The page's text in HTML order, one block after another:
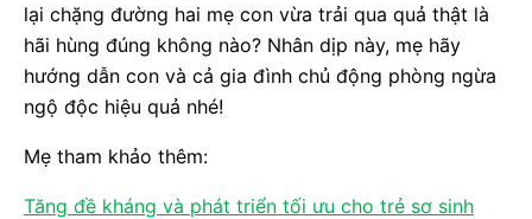
lại chặng đường hai mẹ con vừa trải qua quả thật là
hãi hùng đúng không nào? Nhân dịp này, mẹ hãy
hướng dẫn con và cả gia đình chủ động phòng ngừa
ngộ độc hiệu quả nhé!
Mẹ tham khảo thêm:
Tăng đề kháng và phát triển tối ưu cho trẻ sơ sinh